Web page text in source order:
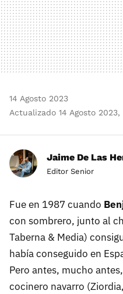
14 Agosto 2023
Actualizado 14 Agosto 2023,
Jaime De Las
Editor Senior
Fue en 1987 cuando
con sombrero, junto al
Taberna & Media)
había conseguido en
Pero antes, mucho
cocinero navarro